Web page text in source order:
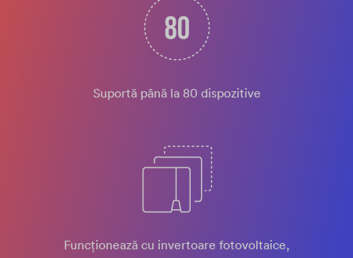
Suportă până la 80 dispozitive
Funcționează cu invertoare fotovoltaice,